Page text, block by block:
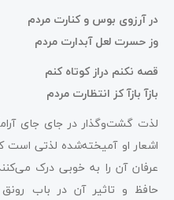
در آرزوی بوس و کنارت مردم
وز حسرت لعل آبدارت مردم
قصه نکنم دراز کوتاه کنم
بازآ بازآ کز انتظارت مردم
لذت گشت‌و‌گذار در جای جای
اشعار او آمیخته‌شده لذتی‌ است
عرفان آن را به خوبی درک
حافظ و تاثیر آن در باب